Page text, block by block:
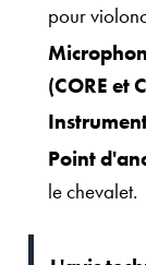
pour
(CORE et
Point
le chevalet.